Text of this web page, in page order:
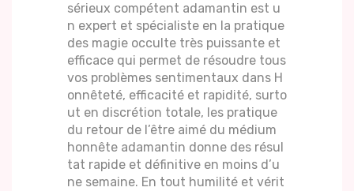
sérieux compétent adamantin est u
n expert et spécialiste en la pratique
des magie occulte très puissante et
efficace qui permet de résoudre tous
vos problèmes sentimentaux dans H
onnêteté, efficacité et rapidité, surto
ut en discrétion totale, les pratique
du retour de l’être aimé du médium
honnête adamantin donne des résul
tat rapide et définitive en moins d’u
ne semaine. En tout humilité et vérit